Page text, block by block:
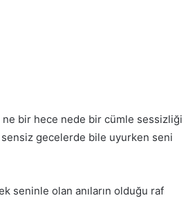
bir hece nede bir cümle sessizliği
gecelerde bile uyurken seni
seninle olan anıların olduğu raf